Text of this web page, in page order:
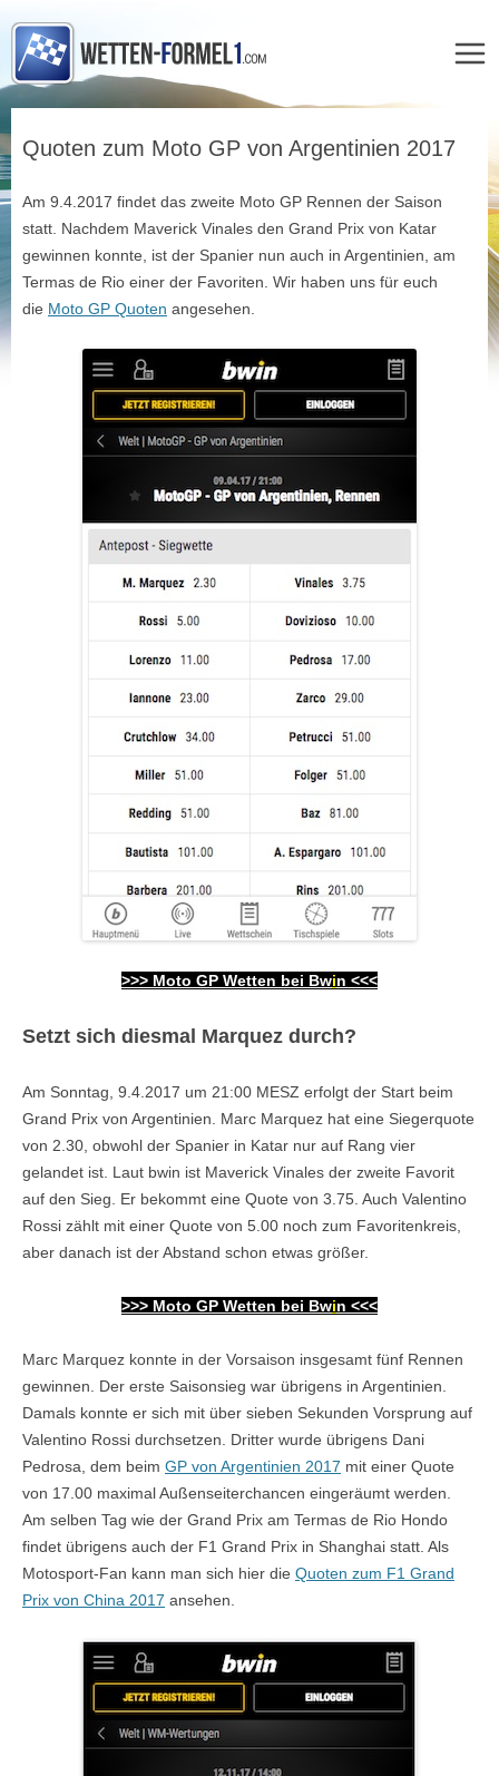
springen
Quoten zum Moto GP von Argentinien 2017
Am 9.4.2017 findet das zweite Moto GP Rennen der Saison
statt. Nachdem Maverick Vinales den Grand Prix von Katar
gewinnen konnte, ist der Spanier nun auch in Argentinien, am
Termas de Rio einer der Favoriten. Wir haben uns für euch
die Moto GP Quoten angesehen.
>>> Moto GP Wetten bei Bwin <<<
Setzt sich diesmal Marquez durch?
Am Sonntag, 9.4.2017 um 21:00 MESZ erfolgt der Start beim
Grand Prix von Argentinien. Marc Marquez hat eine Siegerquote
von 2.30, obwohl der Spanier in Katar nur auf Rang vier
gelandet ist. Laut bwin ist Maverick Vinales der zweite Favorit
auf den Sieg. Er bekommt eine Quote von 3.75. Auch Valentino
Rossi zählt mit einer Quote von 5.00 noch zum Favoritenkreis,
aber danach ist der Abstand schon etwas größer.
>>> Moto GP Wetten bei Bwin <<<
Marc Marquez konnte in der Vorsaison insgesamt fünf Rennen
gewinnen. Der erste Saisonsieg war übrigens in Argentinien.
Damals konnte er sich mit über sieben Sekunden Vorsprung auf
Valentino Rossi durchsetzen. Dritter wurde übrigens Dani
Pedrosa, dem beim GP von Argentinien 2017 mit einer Quote
von 17.00 maximal Außenseiterchancen eingeräumt werden.
Am selben Tag wie der Grand Prix am Termas de Rio Hondo
findet übrigens auch der F1 Grand Prix in Shanghai statt. Als
Motosport-Fan kann man sich hier die Quoten zum F1 Grand
Prix von China 2017 ansehen.